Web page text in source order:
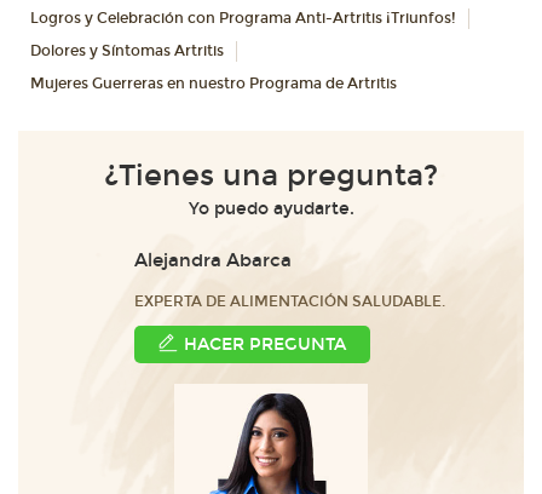
Logros y Celebración con Programa Anti-Artritis ¡Triunfos!
Dolores y Síntomas Artritis
Mujeres Guerreras en nuestro Programa de Artritis
¿Tienes una pregunta?
Yo puedo ayudarte.
Alejandra Abarca
EXPERTA DE ALIMENTACIÓN SALUDABLE.
HACER PREGUNTA